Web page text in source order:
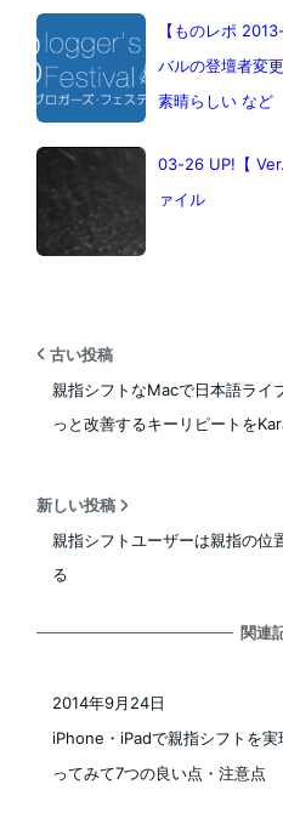
【ものレポ
バルの登壇者変
素晴らしい など
03-26 UP!【
ァイル
古い投稿
親指シフトなMacで日本語ライ
っと改善するキーリピートを
新しい投稿
親指シフトユーザーは親指の位
る
関連
iPhone・iPadで親指シフトを
ってみて7つの良い点・注意点
2014年9月24日